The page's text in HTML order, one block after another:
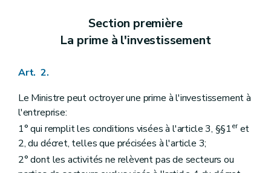
Section première
La prime à l'investissement
Art. 2.
Le Ministre peut octroyer une prime à l'investissement à
l'entreprise:
1° qui remplit les conditions visées à l'article 3, §§1eret
2, du décret, telles que précisées à l'article 3;
2° dont les activités ne relèvent pas de secteurs ou